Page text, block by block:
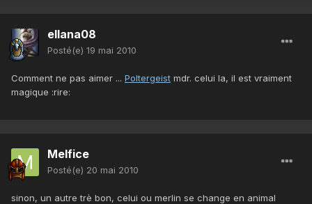
ellana08
Posté(e) 19 mai 2010
Comment ne pas aimer ... Poltergeist mdr. celui la, il est vraiment
magique :rire:
Melfice
Posté(e) 20 mai 2010
sinon, un autre trè bon, celui ou merlin se change en animal